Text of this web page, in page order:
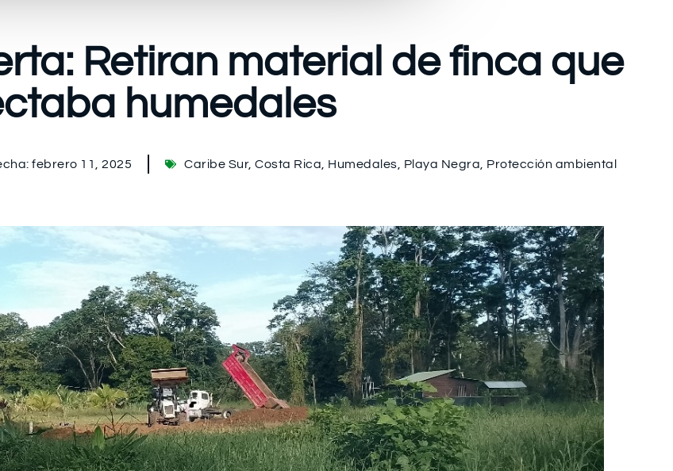
Retiran material de finca que
humedales
febrero 11, 2025 Caribe Sur,Costa Rica Humedales Playa Negra Protección ambiental